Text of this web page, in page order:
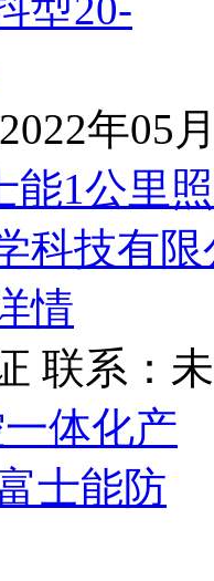
2022年05
能1公里
科技有限
情
联系：